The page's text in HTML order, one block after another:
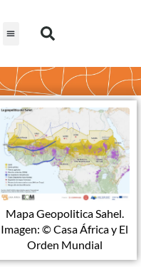
Mapa Geopolitica Sahel.
Imagen: © Casa África y El
Orden Mundial